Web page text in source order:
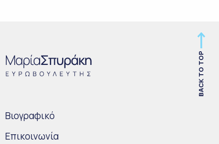
BACK TO TOP
Bιογραφικό
Επικοινωνία